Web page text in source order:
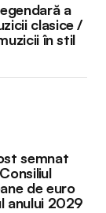
a
clasice /
în stil
semnat
de euro
anului 2029